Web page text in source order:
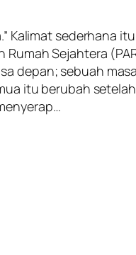
Kalimat sederhana
Sejahtera
depan; sebuah
itu berubah